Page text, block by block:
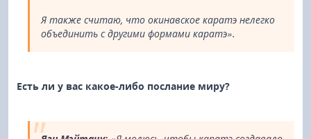
Я также считаю, что окинавское каратэ нелегко
объединить с другими формами каратэ».
Есть ли у вас какое-либо послание миру?